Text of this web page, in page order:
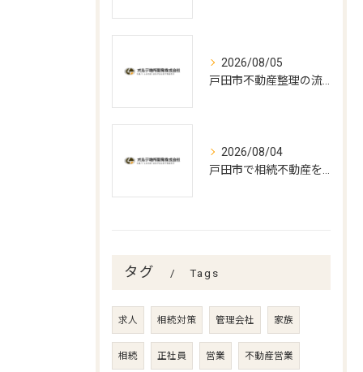
2026/08/05
2026/08/04
タグ Tags
求人 相続対策 管理会社 家族
相続 正社員 営業 不動産営業